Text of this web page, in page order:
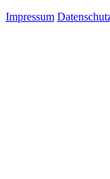
Impressum